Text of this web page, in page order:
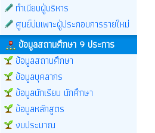
ทำเนียบผู้บริหาร
ศูนย์บ่มเพาะผู้ประกอบการรายใหม่
ข้อมูลสถานศึกษา 9 ประการ
ข้อมูลสถานศึกษา
ข้อมูลบุคลากร
ข้อมูลนักเรียน นักศึกษา
ข้อมูลหลักสูตร
งบประมาณ